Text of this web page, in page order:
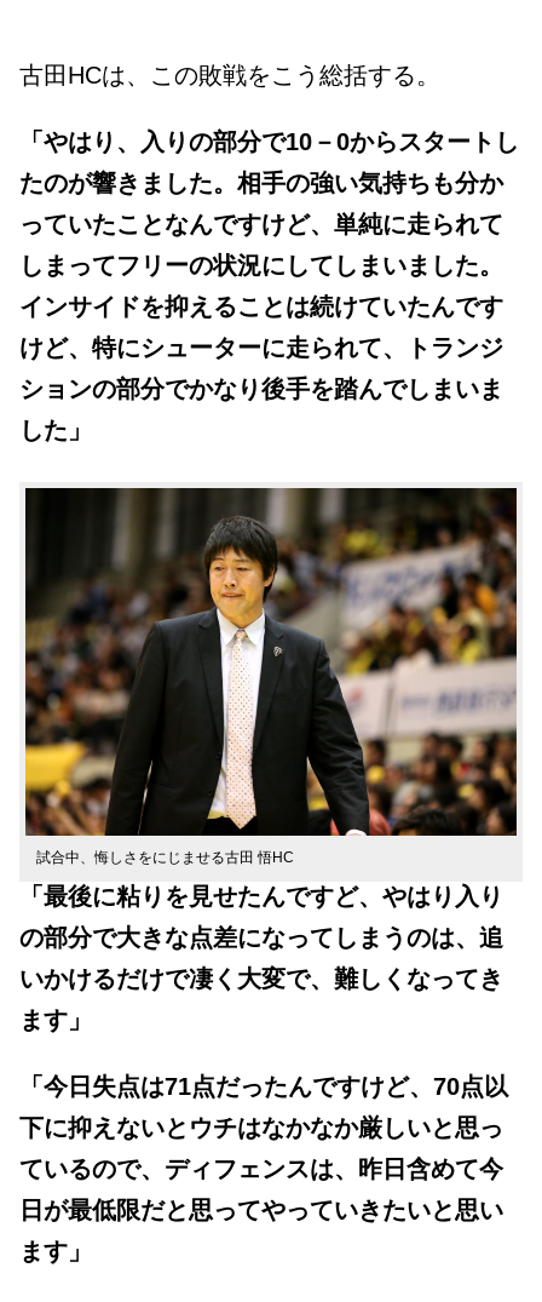
古田HCは、この敗戦をこう総括する。
「やはり、入りの部分で10－0からスタートし
たのが響きました。相手の強い気持ちも分か
っていたことなんですけど、単純に走られて
しまってフリーの状況にしてしまいました。
インサイドを抑えることは続けていたんです
けど、特にシューターに走られて、トランジ
ションの部分でかなり後手を踏んでしまいま
した」
試合中、悔しさをにじませる古田 悟HC
「 最後に粘りを見せたんですど、やはり入り
の部分で大きな点差になってしまうのは、追
いかけるだけで凄く大変で、難しくなってき
ます」
「今日失点は71点だったんですけど、70点以
下に抑えないとウチはなかなか厳しいと思っ
ているので、ディフェンスは、昨日含めて今
日が最低限だと思ってやっていきたいと思い
ます」